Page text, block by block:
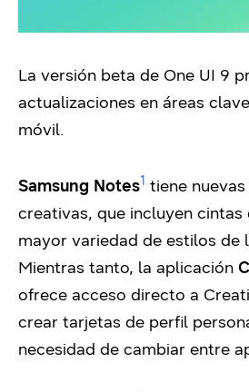
La versión beta de One UI 9
actualizaciones en áreas
móvil.
Samsung Notes1 tiene
creativas, que incluyen cintas
mayor variedad de estilos de
Mientras tanto, la aplicación
ofrece acceso directo a
crear tarjetas de perfil
necesidad de cambiar entre